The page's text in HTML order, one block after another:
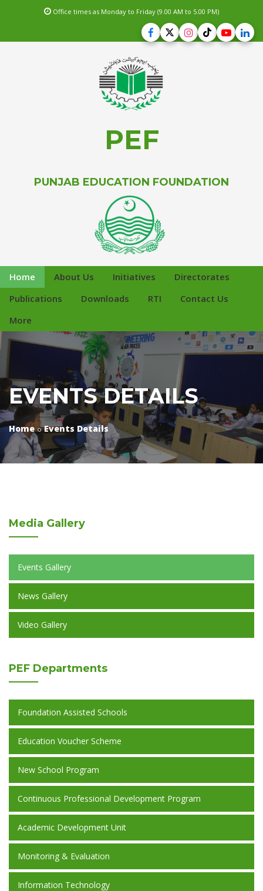
Office times as Monday to Friday (9.00 AM to 5.00 PM)
PEF
PUNJAB EDUCATION FOUNDATION
Home About Us Initiatives
Directorates
Publications
Downloads RTI
Contact Us
More
EVENTS DETAILS
Home Events Details
Media Gallery
Events Gallery
News Gallery
Video Gallery
PEF Departments
Foundation Assisted Schools
Education Voucher Scheme
New School Program
Continuous Professional Development Program
Academic Development Unit
Monitoring & Evaluation
Information Technology